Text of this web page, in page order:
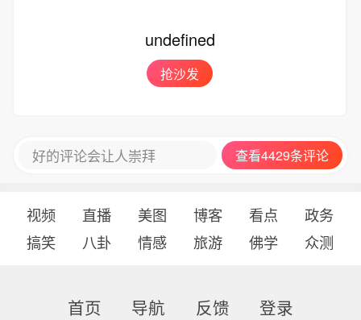
undefined
抢沙发
好的评论会让人崇拜 查看4429条评论
视频 直播 美图 博客 看点
政务
搞笑
八卦 情感 旅游 佛学 众测
首页 导航 反馈 登录